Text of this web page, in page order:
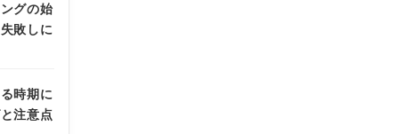
グの始
敗しに
時期に
注意点